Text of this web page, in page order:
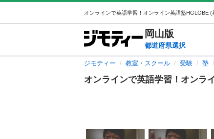
岡山版
都道府県選択
ジモティー 教室・スクール 受験 塾
オンラインで英語学習！オンラ